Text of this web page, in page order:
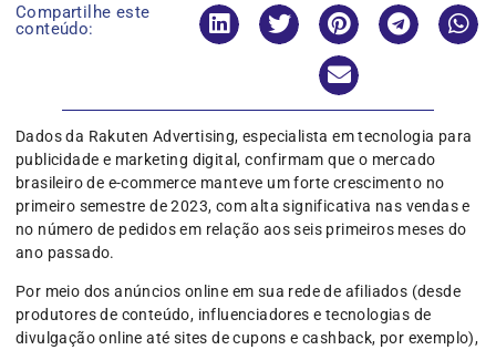
Compartilhe este
conteúdo:
Dados da Rakuten Advertising, especialista em tecnologia para
publicidade e marketing digital, confirmam que o mercado
brasileiro de e-commerce manteve um forte crescimento no
primeiro semestre de 2023, com alta significativa nas vendas e
no número de pedidos em relação aos seis primeiros meses do
ano passado.
Por meio dos anúncios online em sua rede de afiliados (desde
produtores de conteúdo, influenciadores e tecnologias de
divulgação online até sites de cupons e cashback, por exemplo),